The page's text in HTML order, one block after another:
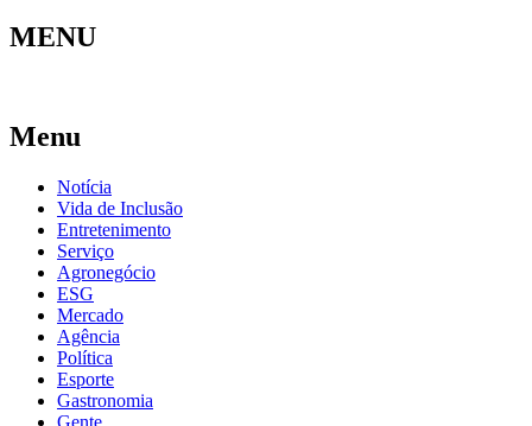
MENU
Menu
Notícia
Vida de Inclusão
Entretenimento
Serviço
Agronegócio
ESG
Mercado
Agência
Política
Esporte
Gastronomia